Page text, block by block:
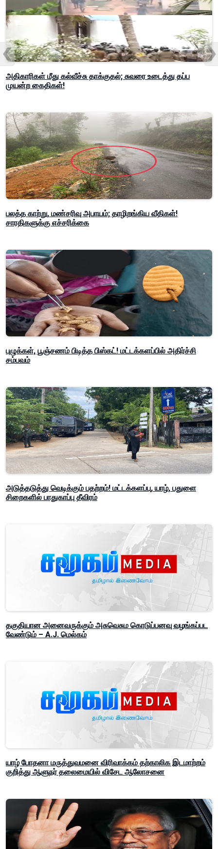
அதிகாரிகள் மீது கல்வீச்சு தாக்குதல்; சுவரை உடைத்து தப்ப
முயன்ற கைதிகள்!
பலத்த காற்று, மண்சரிவு அபாயம்; தாழிறங்கிய வீதிகள்!
சாரதிகளுக்கு எச்சரிக்கை
புழுக்கள், பூஞ்சணம் பிடித்த பிஸ்கட்! மட்டக்களப்பில் அதிர்ச்சி
சம்பவம்
அடுத்தடுத்து வெடிக்கும் பதற்றம்! மட்டக்களப்பு, யாழ், பதுளை
சிறைகளில் பாதுகாப்பு தீவிரம்
தகுதியான அனைவருக்கும் அசுவெசும கொடுப்பனவு வழங்கப்பட
வேண்டும் – A.J. மெல்கம்
யாழ் போதனா மருத்துவமனை விரிவாக்கம் தற்காலிக இடமாற்றம்
குறித்து ஆளுநர் தலைமையில் விசேட ஆலோசனை